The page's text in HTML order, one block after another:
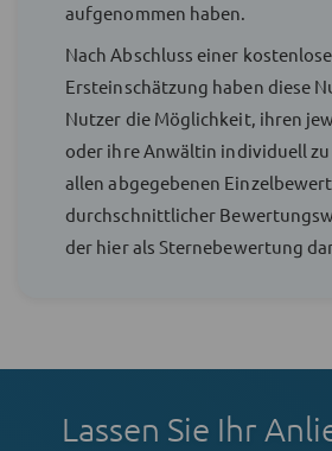
aufgenommen haben.
Nach Abschluss einer
Ersteinschätzung haben diese
Nutzer die Möglichkeit, ihren
oder ihre Anwältin individuell
allen abgegebenen
durchschnittlicher
der hier als Sternebewertung
Lassen Sie Ihr